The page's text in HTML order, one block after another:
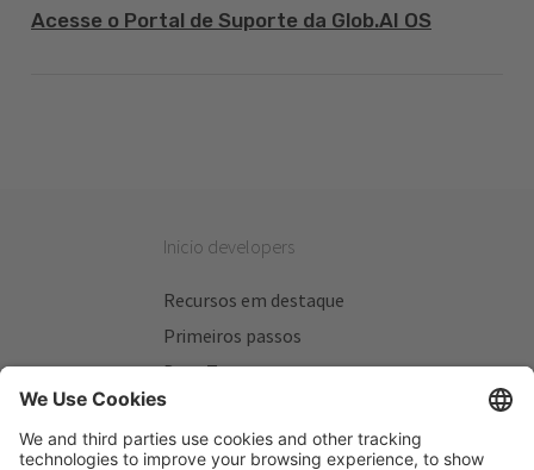
Acesse o Portal de Suporte da Glob.AI OS
Inicio developers
Recursos em destaque
Primeiros passos
Beta Testers
Meus Planos